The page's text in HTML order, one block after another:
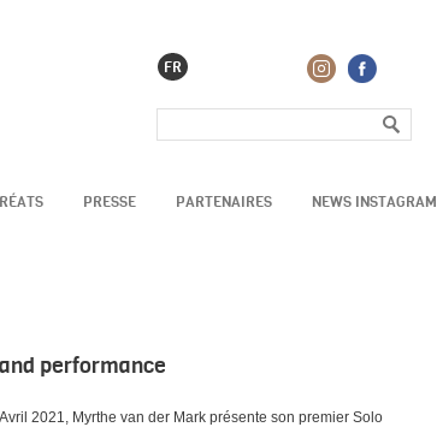
FR
PRESSE PARTENAIRES NEWS INSTAGRAM
performance
2021, Myrthe van der Mark présente son premier Solo